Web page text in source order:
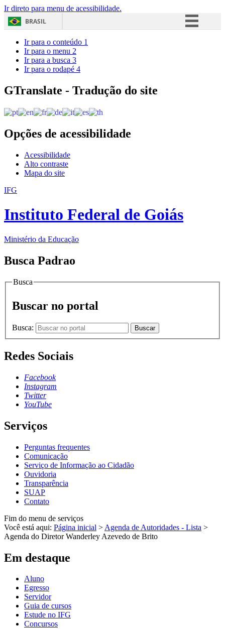
Ir direto para menu de acessibilidade.
BRASIL
Acesso à informação
Ir para o conteúdo 1
Ir para o menu 2
Ir para a busca 3
Ir para o rodapé 4
GTranslate - Tradução do site
Opções de acessibilidade
Acessibilidade
Alto contraste
Mapa do site
IFG
Instituto Federal de Goiás
Ministério da Educação
Busca Padrao
Busca
Buscar no portal
Busca: Buscar
Redes Sociais
Facebook
Instagram
Twitter
YouTube
Serviços
Perguntas frequentes
Comunicação
Serviço de Informação ao Cidadão
Ouvidoria
Transparência
SUAP
Contato
Fim do menu de serviços
Você está aqui: Página inicial > Agenda de Autoridades - Lista >
Agenda do Diretor Wanderley Azevedo de Brito
Em destaque
Aluno
Egresso
Servidor
Guia de cursos
Estude no IFG
Concursos